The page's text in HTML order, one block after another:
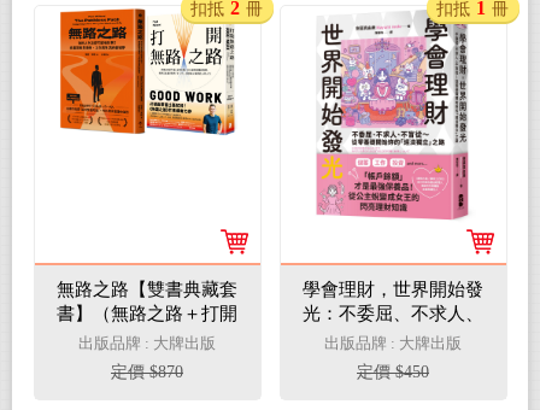
無路之路【雙書典藏套
書】（無路之路＋打開
無路之路）
出版品牌 : 大牌出版
定價 $870
扣抵 2 冊
學會理財，世界開始發
光：不委屈、不求人、
不盲從～從零基礎開始
妳的「經濟獨立」之路
出版品牌 : 大牌出版
定價 $450
扣抵 1 冊